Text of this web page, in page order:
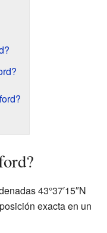
43°37′15″N
exacta en un